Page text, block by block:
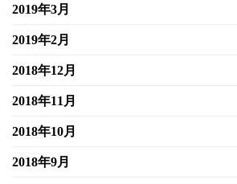
2019年3月
2019年2月
2018年12月
2018年11月
2018年10月
2018年9月